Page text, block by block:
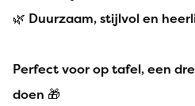
🌿 Duurzaam, stijlvol en
Perfect voor op tafel, een
doen 🎁